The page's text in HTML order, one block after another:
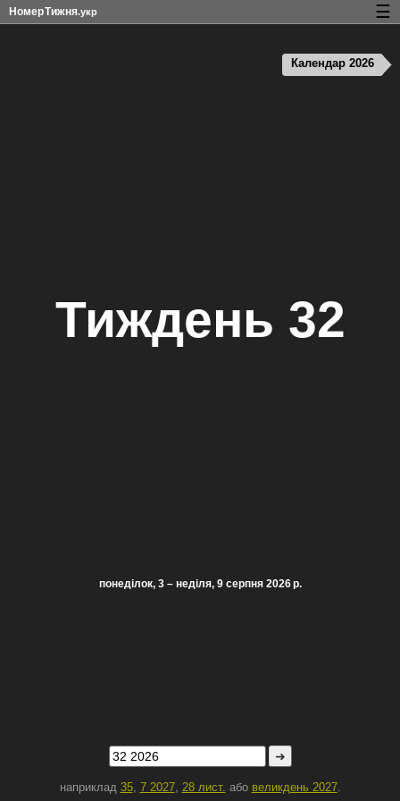
Тиждень 32
понеділок, 3 – неділя, 9 серпня 2026 р.
➜
наприклад 35, 7 2027, 28 лист. або великдень 2027.
Календар 2026
НомерТижня.укр ☰